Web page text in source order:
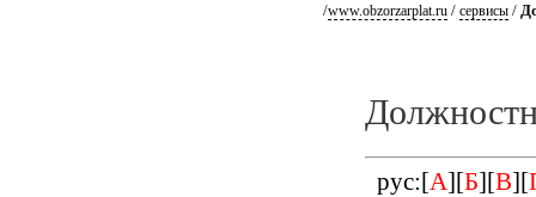
/www.obzorzarplat.ru / сервисы /
рус:[А][Б][В][